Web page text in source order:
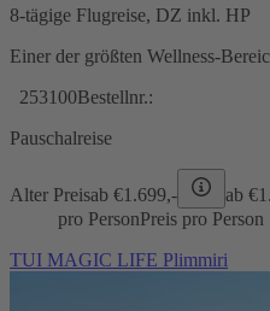
8-tägige Flugreise, DZ inkl. HP
Einer der größten Wellness-
253100Bestellnr.:
Pauschalreise
Alter Preisab €1.699,- ab €
pro PersonPreis pro Person
TUI MAGIC LIFE Plimmiri